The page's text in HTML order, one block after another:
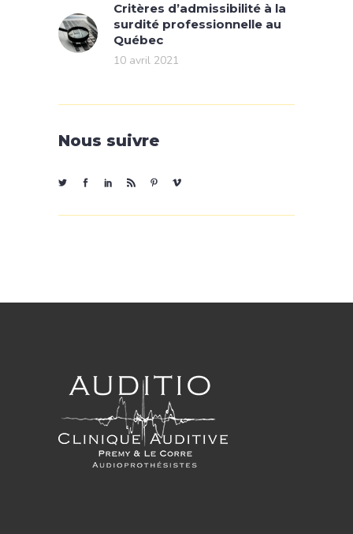
Critères d’admissibilité à la
surdité professionnelle au
Québec
10 avril 2021
Nous suivre